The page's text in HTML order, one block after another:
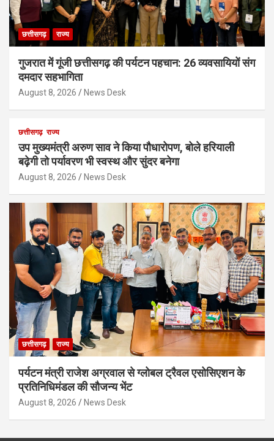
छत्तीसगढ़ राज्य
गुजरात में गूंजी छत्तीसगढ़ की पर्यटन पहचान: 26 व्यवसायियों संग
दमदार सहभागिता
August 8, 2026 News Desk
छत्तीसगढ़ राज्य
उप मुख्यमंत्री अरुण साव ने किया पौधारोपण, बोले हरियाली
बढ़ेगी तो पर्यावरण भी स्वस्थ और सुंदर बनेगा
August 8, 2026 News Desk
छत्तीसगढ़ राज्य
पर्यटन मंत्री राजेश अग्रवाल से ग्लोबल ट्रैवल एसोसिएशन के
प्रतिनिधिमंडल की सौजन्य भेंट
August 8, 2026 News Desk